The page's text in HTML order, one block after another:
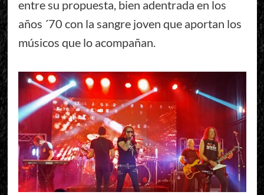
entre su propuesta, bien adentrada en los
años ´70 con la sangre joven que aportan los
músicos que lo acompañan.